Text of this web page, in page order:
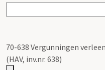
70-638 Vergunningen
(HAV, inv.nr. 638)